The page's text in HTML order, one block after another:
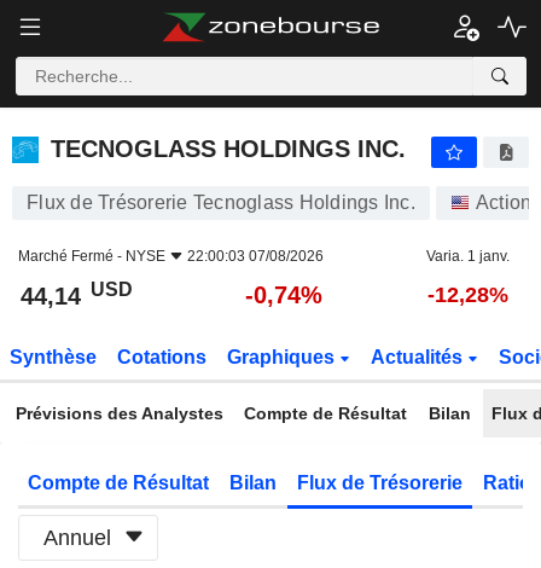
TECNOGLASS HOLDINGS INC.
TECNOGLASS HOLDINGS INC.
Flux de Trésorerie Tecnoglass Holdings Inc. Actions
Marché Fermé - NYSE 22:00:03 07/08/2026 Varia. 1 janv.
44,14 USD -0,74% -12,28%
Synthèse Cotations Graphiques Actualités
Prévisions des Analystes Compte de Résultat Bilan Flux
Compte de Résultat Bilan Flux de Trésorerie
Annuel